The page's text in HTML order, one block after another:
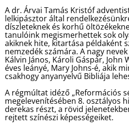
A dr. Árvai Tamás Kristóf
lelkipásztor által
díszleteknek és korhű
tanulóink megismerhettek sok
akiknek hite, kitartása példaként
nemzedék számára. A nagy
Kálvin János, Károli Gáspár, John
éves leányé, Mary Johns-é, akik
csakhogy anyanyelvű Bibliája
A régmúltat idéző „Reformációs
megelevenítésében 8. osztályos
derekas részt, a rövid
rejtett színészi képességeiket.